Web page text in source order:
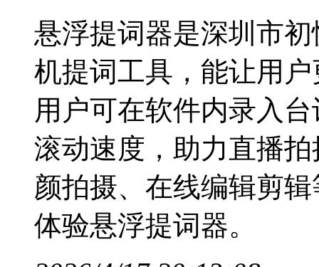
悬浮提词器是深圳市
机提词工具，能让用
用户可在软件内录入
滚动速度，助力直播
颜拍摄、在线编辑剪
体验悬浮提词器。